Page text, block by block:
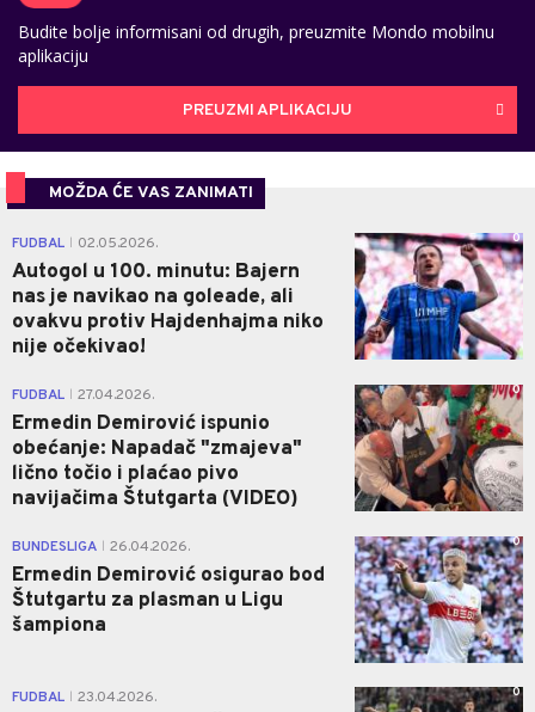
Budite bolje informisani od drugih, preuzmite Mondo mobilnu
aplikaciju
PREUZMI APLIKACIJU
MOŽDA ĆE VAS ZANIMATI
FUDBAL 02.05.2026.
Autogol u 100. minutu: Bajern
nas je navikao na goleade, ali
ovakvu protiv Hajdenhajma niko
nije očekivao!
0
FUDBAL 27.04.2026.
Ermedin Demirović ispunio
obećanje: Napadač "zmajeva"
lično točio i plaćao pivo
navijačima Štutgarta (VIDEO)
0
BUNDESLIGA 26.04.2026.
Ermedin Demirović osigurao bod
Štutgartu za plasman u Ligu
šampiona
0
FUDBAL 23.04.2026. 0